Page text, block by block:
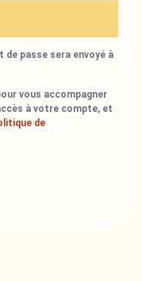
passe sera envoyé à
vous accompagner
à votre compte, et
de